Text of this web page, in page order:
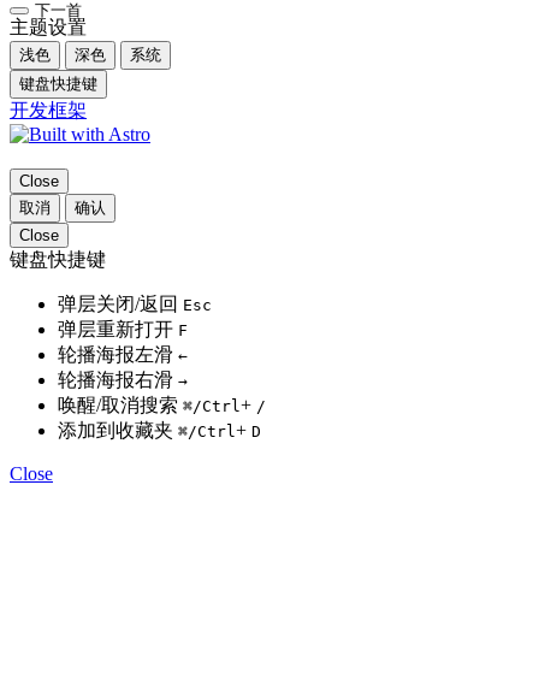
下一首
主题设置
浅色 深色
系统
键盘快捷键
开发框架
Close
取消
确认
Close
键盘快捷键
弹层关闭/返回 Esc
弹层重新打开 F
轮播海报左滑 ←
轮播海报右滑 →
唤醒/取消搜索 ⌘/Ctrl+ /
添加到收藏夹 ⌘/Ctrl+ D
Close